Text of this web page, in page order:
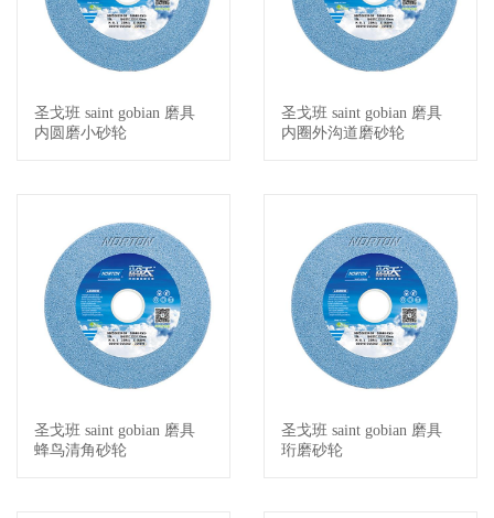
查看详情
圣戈班 saint gobian 磨具
内圆磨小砂轮
查看详情
圣戈班 saint gobian 磨具
内圈外沟道磨砂轮
查看详情
圣戈班 saint gobian 磨具
蜂鸟清角砂轮
查看详情
圣戈班 saint gobian 磨具
珩磨砂轮